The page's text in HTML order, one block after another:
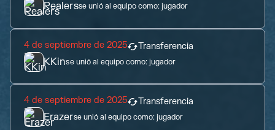
Realersse unió al equipo como:jugador
4 de septiembre de 2025 Transferencia
KKinse unió al equipo como:jugador
4 de septiembre de 2025 Transferencia
Erazerse unió al equipo como:jugador